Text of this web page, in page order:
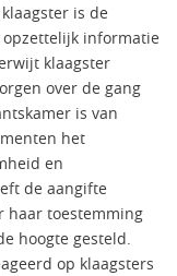
is de
informatie
klaagster
over de gang
is van
het
en
de aangifte
haar toestemming
hoogte gesteld.
op klaagsters